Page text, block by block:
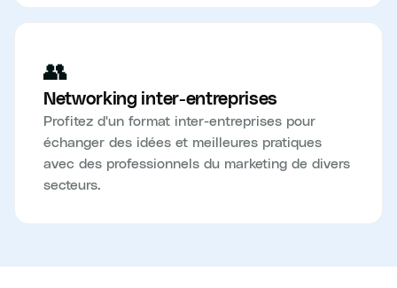
👥
Networking inter-entreprises
Profitez d'un format inter-entreprises pour
échanger des idées et meilleures pratiques
avec des professionnels du marketing de divers
secteurs.